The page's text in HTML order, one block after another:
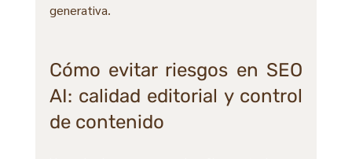
generativa.
Cómo evitar riesgos en SEO
AI: calidad editorial y control
de contenido